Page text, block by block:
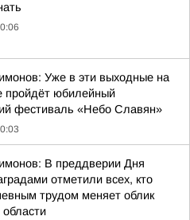
Уже в эти выходные на
пройдёт юбилейный
фестиваль «Небо Славян»
В преддверии Дня
отметили всех, кто
трудом меняет облик
области